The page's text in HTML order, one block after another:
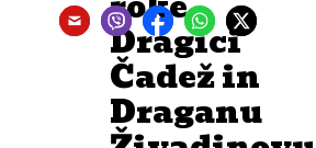
Dragici
Čadež in
Draganu